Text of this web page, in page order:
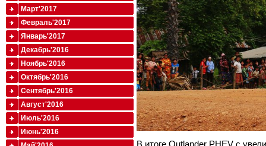
Март'2017
Февраль'2017
Январь'2017
Декабрь'2016
Ноябрь'2016
Октябрь'2016
Сентябрь'2016
Август'2016
Июль'2016
Июнь'2016